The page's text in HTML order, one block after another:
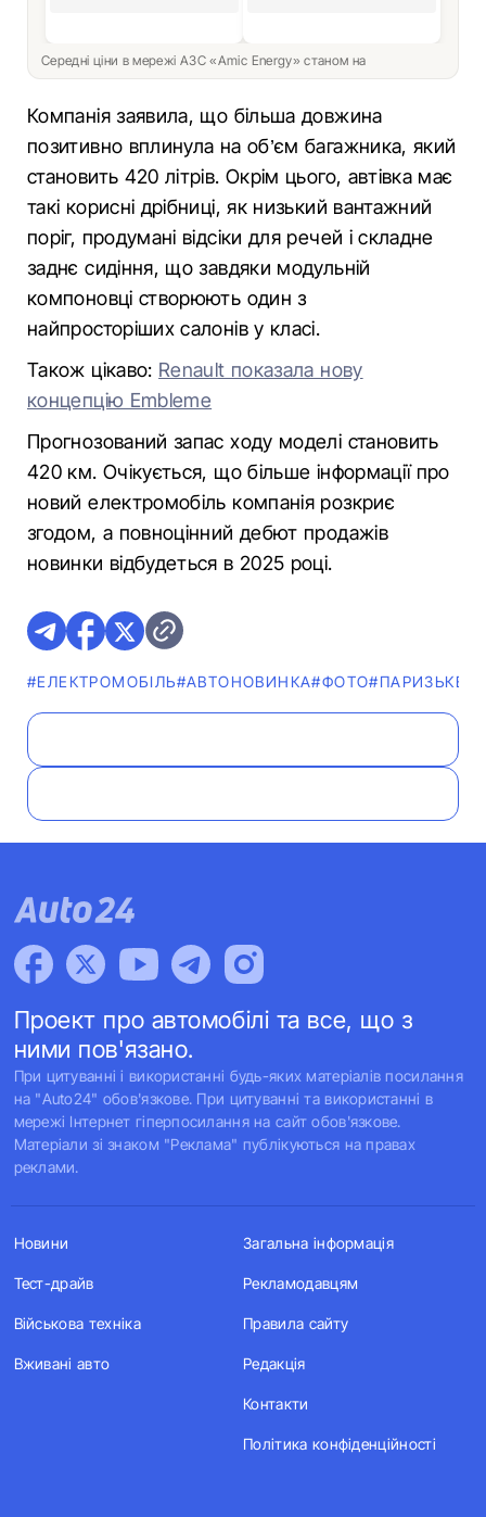
Середні ціни в мережі АЗС «Amic Energy» станом на
Компанія заявила, що більша довжина
позитивно вплинула на об’єм багажника, який
становить 420 літрів. Окрім цього, автівка має
такі корисні дрібниці, як низький вантажний
поріг, продумані відсіки для речей і складне
заднє сидіння, що завдяки модульній
компоновці створюють один з
найпросторіших салонів у класі.
Також цікаво: Renault показала нову
концепцію Embleme
Прогнозований запас ходу моделі становить
420 км. Очікується, що більше інформації про
новий електромобіль компанія розкриє
згодом, а повноцінний дебют продажів
новинки відбудеться в 2025 році.
#ЕЛЕКТРОМОБІЛЬ#АВТОНОВИНКА#ФОТО#ПАРИЗЬКЕ
Проект про автомобілі та все, що з
ними пов'язано.
При цитуванні і використанні будь-яких матеріалів посилання
на "Auto24" обов'язкове. При цитуванні та використанні в
мережі Інтернет гіперпосилання на сайт обов'язкове.
Матеріали зі знаком "Реклама" публікуються на правах
реклами.
Новини
Тест-драйв
Військова техніка
Вживані авто
Загальна інформація
Рекламодавцям
Правила сайту
Редакція
Контакти
Політика конфіденційності